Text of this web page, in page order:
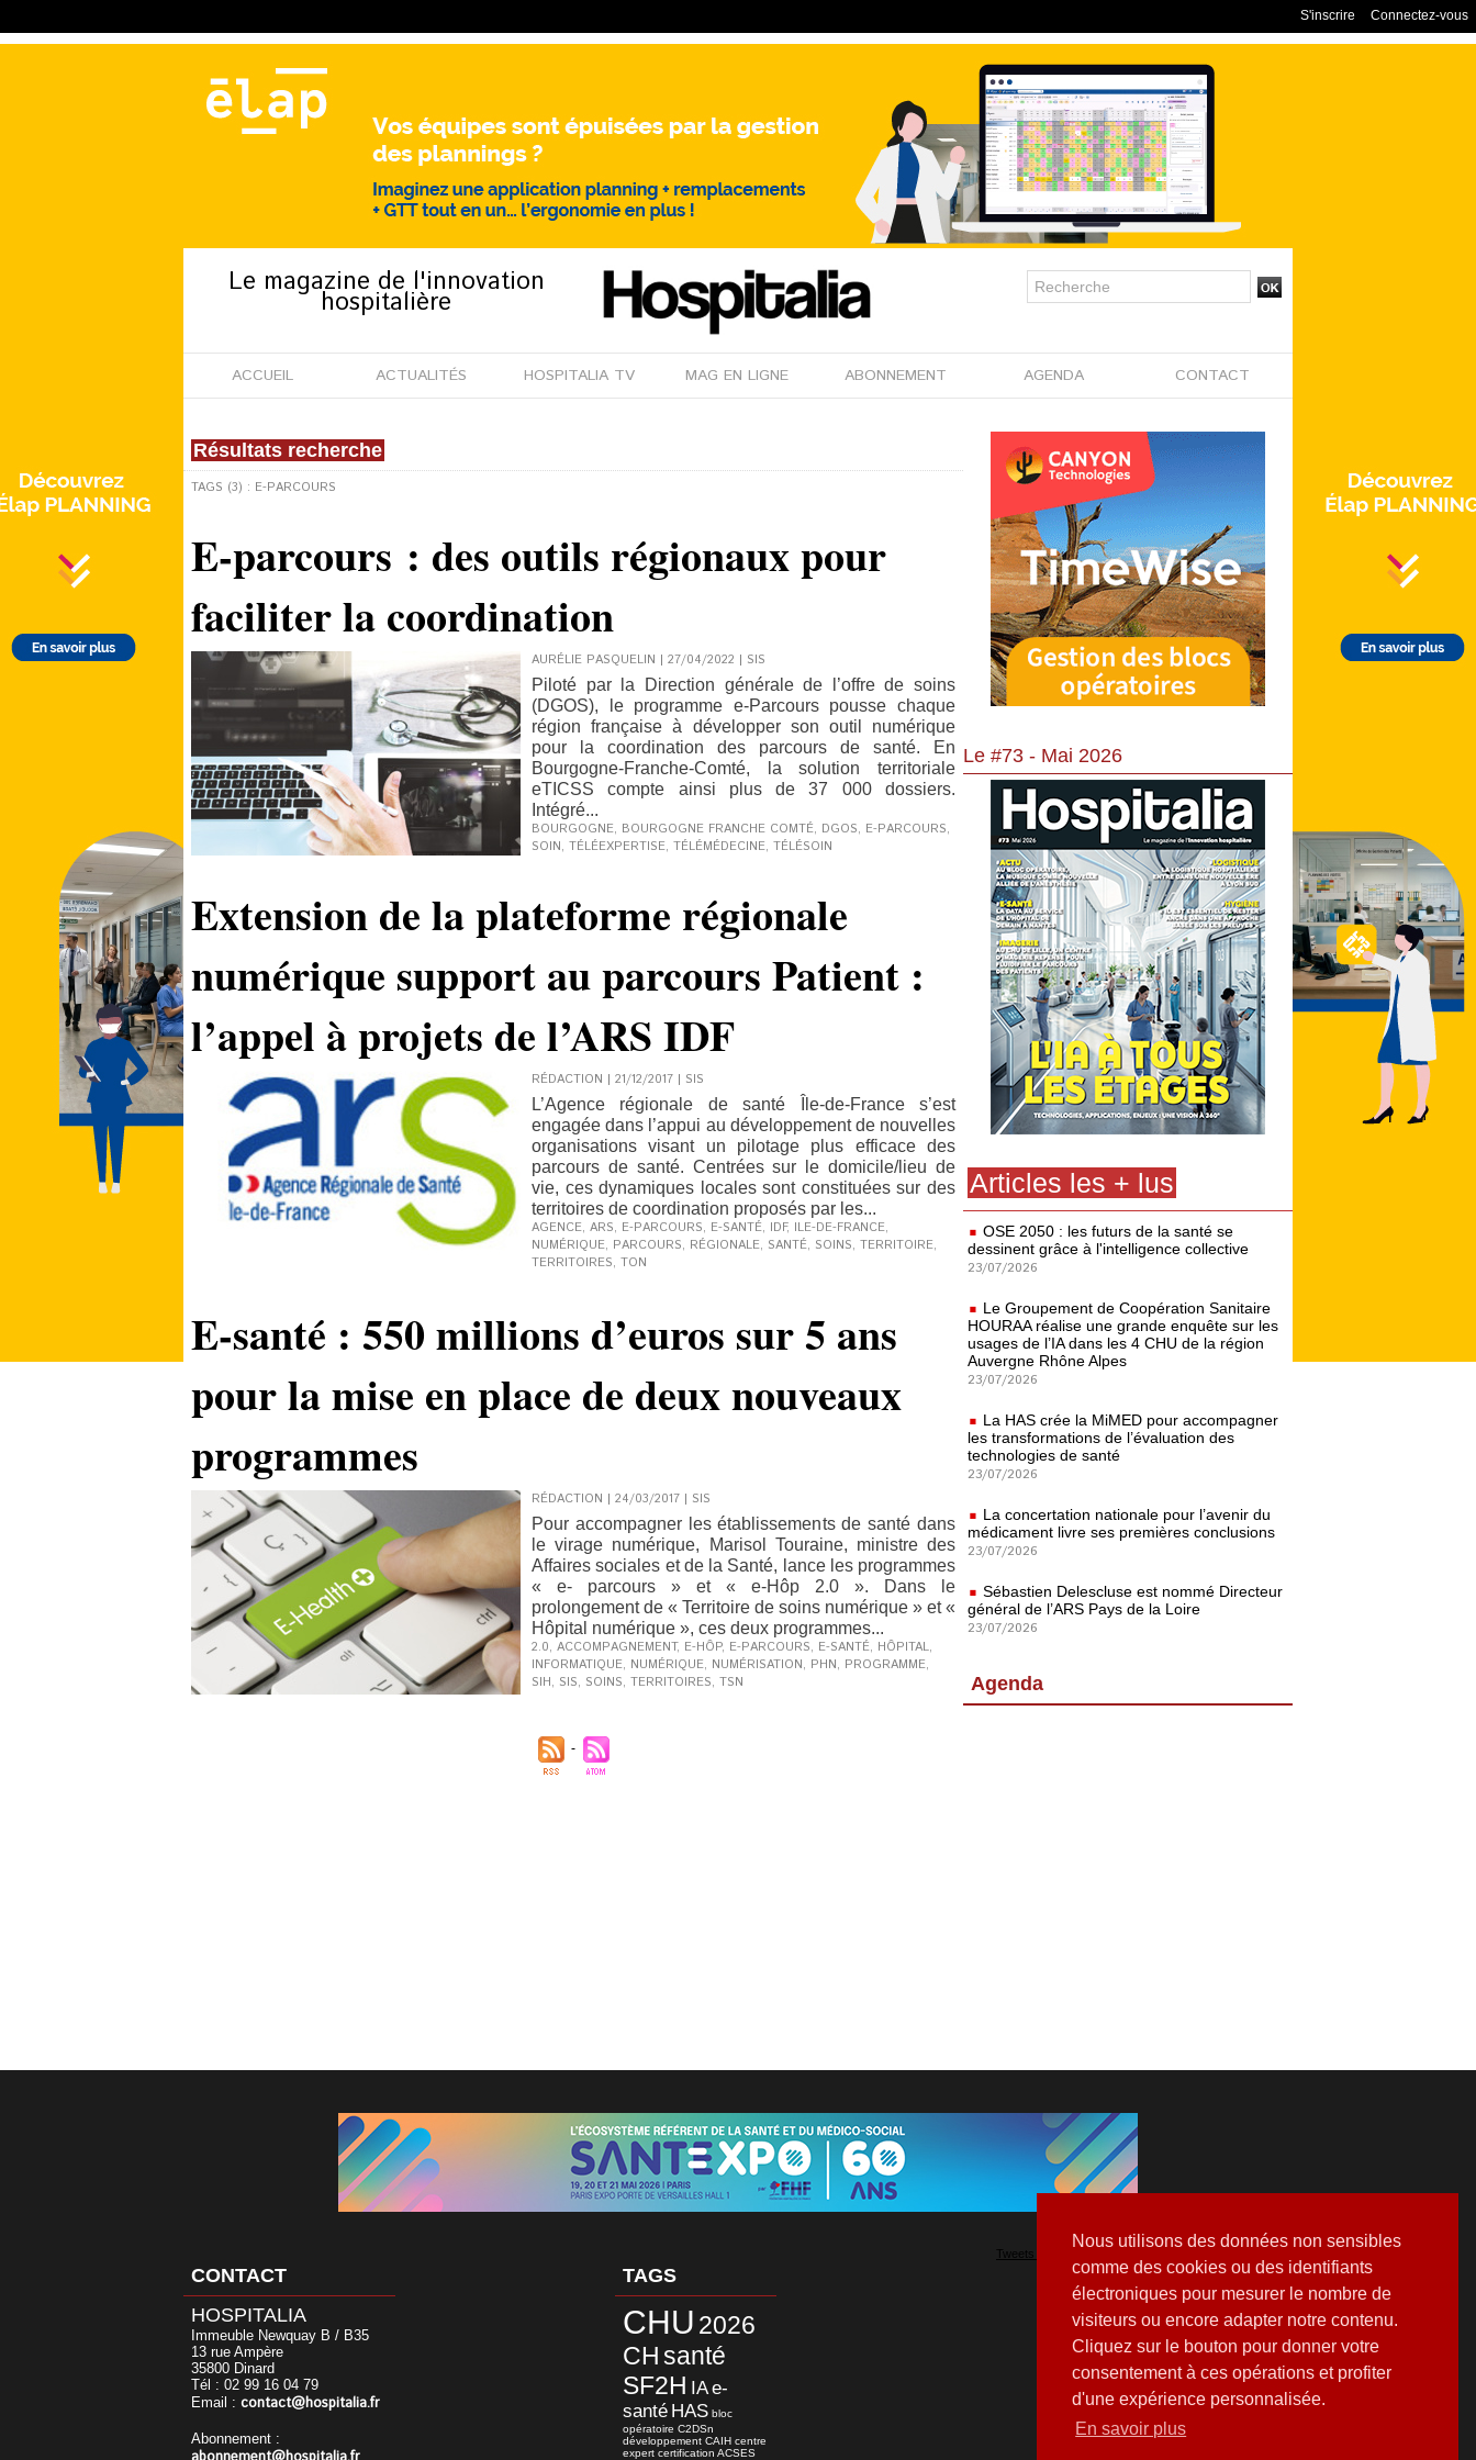
Nous utilisons des données non sensibles
comme des cookies ou des identifiants
électroniques pour mesurer le nombre de
visiteurs ou encore adapter notre contenu.
Cliquez sur le bouton pour donner votre
consentement à ces opérations et profiter
d'une expérience personnalisée.
En savoir plus
Connectez-vous
S'inscrire
Le magazine de l'innovation
hospitalière
ACCUEIL ACTUALITÉS HOSPITALIA TV MAG EN LIGNE ABONNEMENT AGENDA CONTACT
Résultats recherche
TAGS (3) : E-PARCOURS
E-parcours : des outils régionaux pour
faciliter la coordination
AURÉLIE PASQUELIN | 27/04/2022 | SIS
Piloté par la Direction générale de l’offre de soins
(DGOS), le programme e-Parcours pousse chaque
région française à développer son outil numérique
pour la coordination des parcours de santé. En
Bourgogne-Franche-Comté, la solution territoriale
eTICSS compte ainsi plus de 37 000 dossiers.
Intégré...
BOURGOGNE, BOURGOGNE FRANCHE COMTÉ, DGOS, E-PARCOURS,
SOIN, TÉLÉEXPERTISE, TÉLÉMÉDECINE, TÉLÉSOIN
Extension de la plateforme régionale
numérique support au parcours Patient :
l’appel à projets de l’ARS IDF
RÉDACTION | 21/12/2017 | SIS
L’Agence régionale de santé Île-de-France s’est
engagée dans l’appui au développement de nouvelles
organisations visant un pilotage plus efficace des
parcours de santé. Centrées sur le domicile/lieu de
vie, ces dynamiques locales sont constituées sur des
territoires de coordination proposés par les...
AGENCE, ARS, E-PARCOURS, E-SANTÉ, IDF, ILE-DE-FRANCE,
NUMÉRIQUE, PARCOURS, RÉGIONALE, SANTÉ, SOINS, TERRITOIRE,
TERRITOIRES, TON
E-santé : 550 millions d’euros sur 5 ans
pour la mise en place de deux nouveaux
programmes
RÉDACTION | 24/03/2017 | SIS
Pour accompagner les établissements de santé dans
le virage numérique, Marisol Touraine, ministre des
Affaires sociales et de la Santé, lance les programmes
« e- parcours » et « e-Hôp 2.0 ». Dans le
prolongement de « Territoire de soins numérique » et «
Hôpital numérique », ces deux programmes...
2.0, ACCOMPAGNEMENT, E-HÔP, E-PARCOURS, E-SANTÉ, HÔPITAL,
INFORMATIQUE, NUMÉRIQUE, NUMÉRISATION, PHN, PROGRAMME,
SIH, SIS, SOINS, TERRITOIRES, TSN
Le #73 - Mai 2026
Articles les + lus
OSE 2050 : les futurs de la santé se
dessinent grâce à l'intelligence collective
23/07/2026
Le Groupement de Coopération Sanitaire
HOURAA réalise une grande enquête sur les
usages de l’IA dans les 4 CHU de la région
Auvergne Rhône Alpes
23/07/2026
La HAS crée la MiMED pour accompagner
les transformations de l’évaluation des
technologies de santé
23/07/2026
La concertation nationale pour l’avenir du
médicament livre ses premières conclusions
23/07/2026
Sébastien Delescluse est nommé Directeur
général de l’ARS Pays de la Loire
23/07/2026
Agenda
CONTACT
HOSPITALIA
Immeuble Newquay B / B35
13 rue Ampère
35800 Dinard
Tél : 02 99 16 04 79
Email : contact@hospitalia.fr
Abonnement :
TAGS
CHU 2026
CHsanté
SF2H IAe-
santé HAS bloc
opératoire C2DSn
développement CAIH centre
expert certification ACSES
Tweets by Hospitalia_Mag